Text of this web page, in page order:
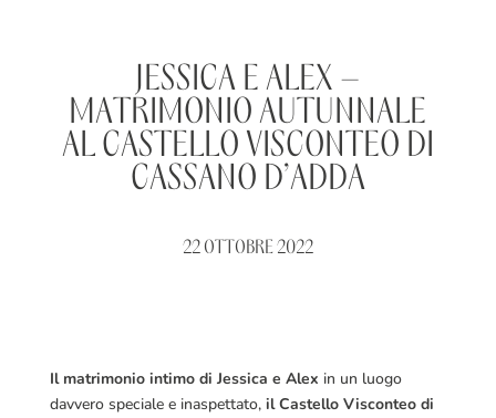
JESSICA E ALEX –
MATRIMONIO AUTUNNALE
AL CASTELLO VISCONTEO DI
CASSANO D’ADDA
22 OTTOBRE 2022
Il matrimonio intimo di Jessica e Alex in un luogo
davvero speciale e inaspettato, il Castello Visconteo di